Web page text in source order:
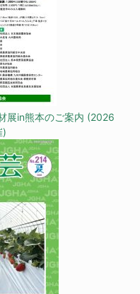
展in熊本のご案内 (2026
)